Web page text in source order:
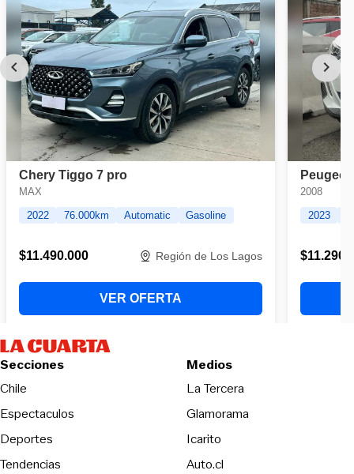
Secciones
Chile
Espectaculos
Deportes
Tendencias
Medios
La TerceraOpens in new
Glamorama
Icarito
Auto.cl